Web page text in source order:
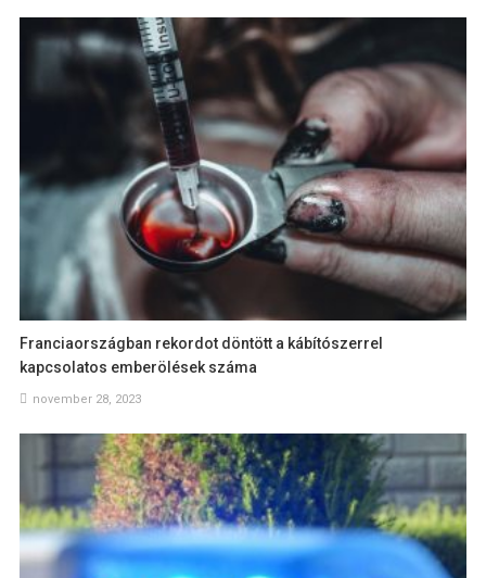
Franciaországban rekordot döntött a kábítószerrel
kapcsolatos emberölések száma
november 28, 2023